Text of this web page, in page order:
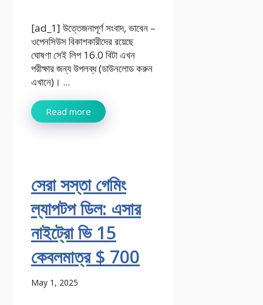
[ad_1] উত্তেজনাপূর্ণ সংবাদ, ভাবেন –
ওপেনসিউস বিকাশকারীদের রয়েছে
ঘোষণা সেই লিপ 16.0 বিটা এখন
পরীক্ষার জন্য উপলব্ধ (ডাউনলোড করুন
এখানে)। ...
Read more
সেরা সস্তা গেমিং
ল্যাপটপ ডিল: এসার
নাইট্রো ভি 15
কেবলমাত্র $ 700
May 1, 2025